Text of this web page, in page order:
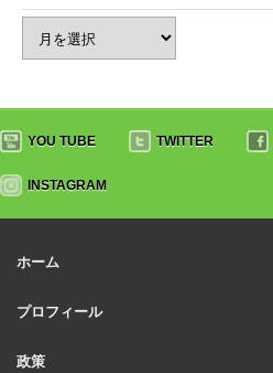
YOU TUBE TWITTER
INSTAGRAM
ホーム
プロフィール
政策